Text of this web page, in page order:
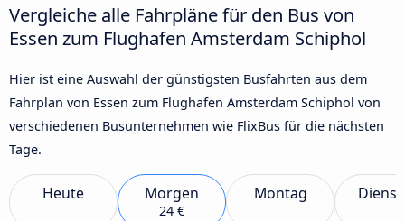
Vergleiche alle Fahrpläne für den Bus von
Essen zum Flughafen Amsterdam Schiphol
Hier ist eine Auswahl der günstigsten Busfahrten aus dem
Fahrplan von Essen zum Flughafen Amsterdam Schiphol von
verschiedenen Busunternehmen wie FlixBus für die nächsten
Tage.
Heute Morgen
24 €
Montag